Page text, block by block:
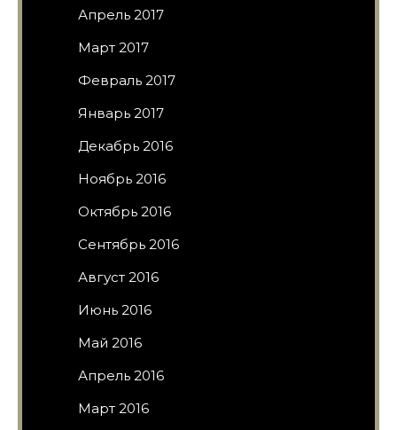
Апрель 2017
Март 2017
Февраль 2017
Январь 2017
Декабрь 2016
Ноябрь 2016
Октябрь 2016
Сентябрь 2016
Август 2016
Июнь 2016
Май 2016
Апрель 2016
Март 2016